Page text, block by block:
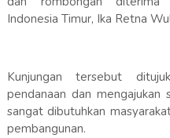
Indonesia Timur, Ika Retna
Kunjungan tersebut
pendanaan dan
sangat dibutuhkan
pembangunan.